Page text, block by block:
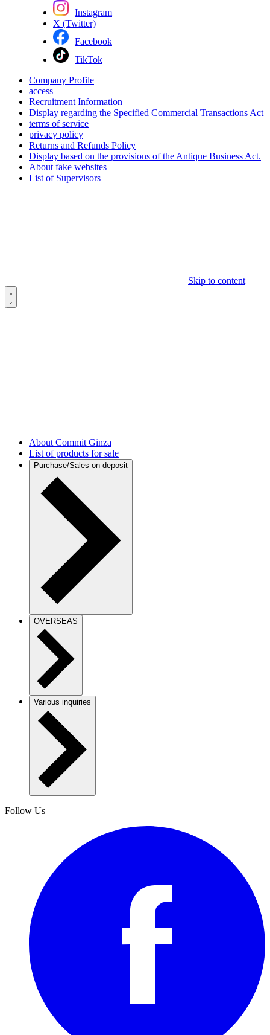
Instagram
X (Twitter)
Facebook
TikTok
Company Profile
access
Recruitment Information
Display regarding the Specified Commercial Transactions Act
terms of service
privacy policy
Returns and Refunds Policy
Display based on the provisions of the Antique Business Act.
About fake websites
List of Supervisors
Skip to content
About Commit Ginza
List of products for sale
Purchase/Sales on deposit
OVERSEAS
Various inquiries
Follow Us